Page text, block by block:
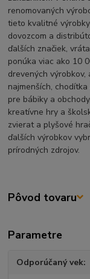
renomovaných
tieto kvalitné
dovozcom a
ďalších značiek,
ponúka viac ako 10
drevených
najmenších,
pre bábiky a
kreatívne hry a
zvierat a plyšové
ďalších výrobkov
prírodných zdrojov.
Pôvod tovaru
Parametre
Odporúčaný vek